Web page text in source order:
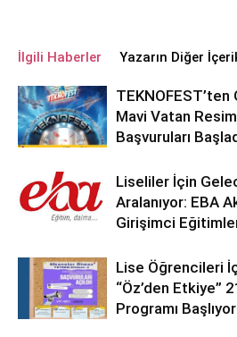
İlgili Haberler Yazarın Diğer
Mavi Vatan Resim
Başvuruları
Liseliler İçin
Aralanıyor: EBA
Girişimci
Lise Öğrencileri
“Öz’den Etkiye”
Programı